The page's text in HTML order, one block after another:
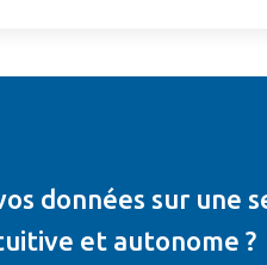
données sur
et autonome ?